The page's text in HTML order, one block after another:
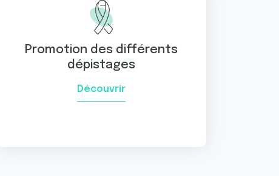
Promotion des différents
dépistages
Découvrir